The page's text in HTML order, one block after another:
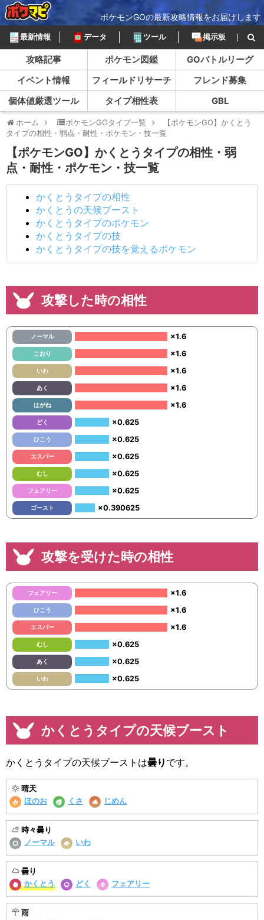
ポケモンGOの最新攻略情報をお届けします
最新情報 データ ツール 掲示板
攻略記事 ポケモン図鑑
GOバトルリーグ
イベント情報
フィールドリサーチ
フレンド募集
個体値厳選ツール
タイプ相性表 GBL
ホーム ポケモンGOタイプ一覧
【ポケモンGO】かくとう
タイプの相性・弱点・耐性・ポケモン・技一覧
【ポケモンGO】かくとうタイプの相性・弱
点・耐性・ポケモン・技一覧
かくとうタイプの相性
かくとうの天候ブースト
かくとうタイプのポケモン
かくとうタイプの技
かくとうタイプの技を覚えるポケモン
攻撃した時の相性
ノーマル ×1.6
こおり ×1.6
いわ ×1.6
あく ×1.6
はがね ×1.6
どく ×0.625
ひこう ×0.625
エスパー ×0.625
むし ×0.625
フェアリー ×0.625
ゴースト ×0.390625
攻撃を受けた時の相性
フェアリー ×1.6
ひこう ×1.6
エスパー ×1.6
むし ×0.625
あく ×0.625
いわ ×0.625
かくとうタイプの天候ブースト
かくとうタイプの天候ブーストは曇り です。
晴天
ほのお
くさ じめん
時々曇り
ノーマル
いわ
曇り
かくとう
どく フェアリー
雨